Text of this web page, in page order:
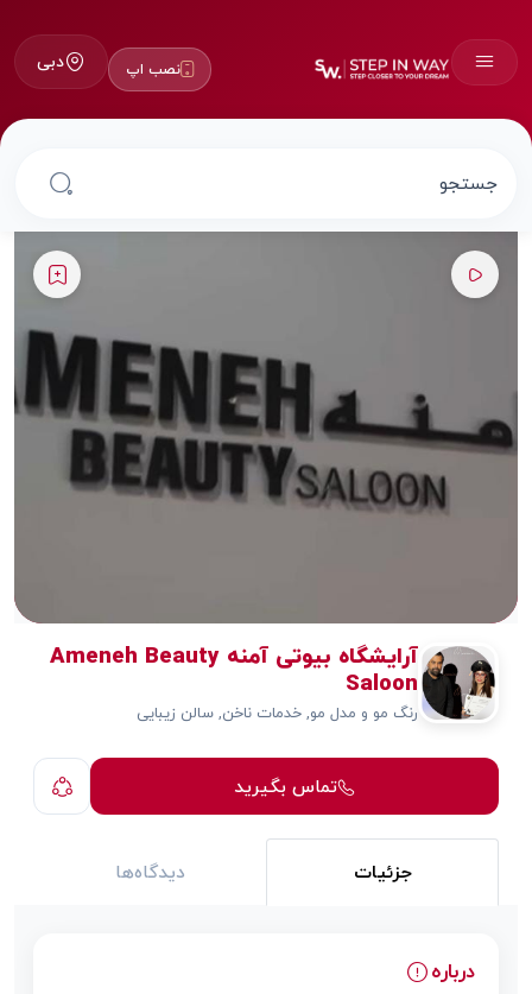
نصب اپ دبی
آرایشگاه بیوتی آمنه Ameneh Beauty
Saloon
رنگ مو و مدل مو, خدمات ناخن, سالن زیبایی
تماس بگیرید
جزئیات دیدگاه‌ها
درباره